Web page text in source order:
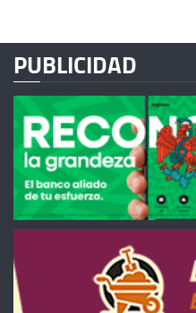
PUBLICIDAD